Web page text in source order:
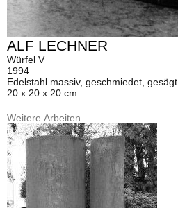
ALF LECHNER
Würfel V
1994
Edelstahl massiv, geschmiedet, gesägt
20 x 20 x 20 cm
Weitere Arbeiten